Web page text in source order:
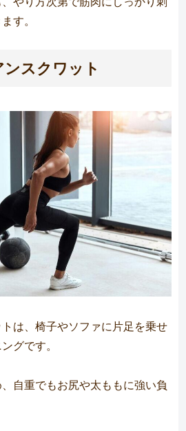
す。
スクワット
は、椅子やソファに片足を乗せ
グです。
自重でもお尻や太ももに強い負